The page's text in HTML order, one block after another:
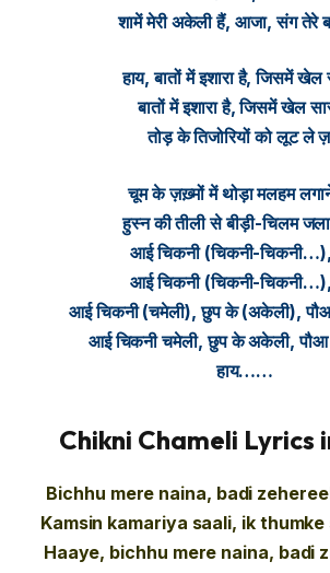
शामें मेरी अकेली हैं, आजा, संग तेरे
हाय, बातों में इशारा है, जिसमें खेल
बातों में इशारा है, जिसमें खेल
तोड़ के तिजोरियों को लूट ले
चूम के ज़ख़्मों में थोड़ा मलहम
हुस्न की तीली से बीड़ी-चिलम
आई चिकनी (चिकनी-
आई चिकनी (चिकनी-
आई चिकनी (चमेली), छुप के (अकेली),
आई चिकनी चमेली, छुप के अकेली,
हाय……
Chikni Chameli Lyrics
Bichhu mere naina, badi
Kamsin kamariya saali, ik
Haaye, bichhu mere naina, badi